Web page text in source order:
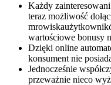
Każdy
teraz możliwość
wartościowe bonusy
Dzięki online
konsument nie
Jednocześnie
przeważnie nieco